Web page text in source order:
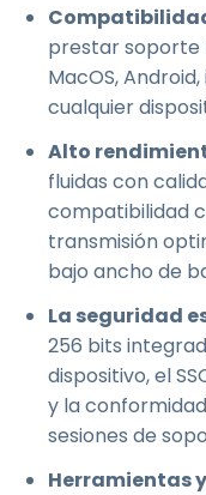
prestar soporte
MacOS,
cualquier
Alto
fluidas con
compatibilidad
transmisión
bajo ancho de
La seguridad
256 bits
dispositivo, el
y la
sesiones de
Herramientas